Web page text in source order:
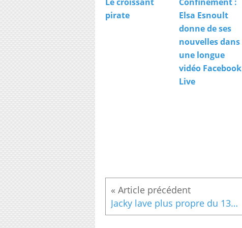
pirate
Elsa Esnoult
donne de ses
nouvelles dans
une longue
vidéo Facebook
Live
Jacky lave plus propre du 13 juin